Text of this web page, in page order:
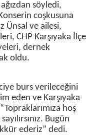
söyledi,
coşkusuna
Ünsal ve ailesi,
CHP Karşıyaka İlçe
dernek
oldu.
burs verileceğini
eden ve Karşıyaka
hoş
Bugün
ederiz” dedi.